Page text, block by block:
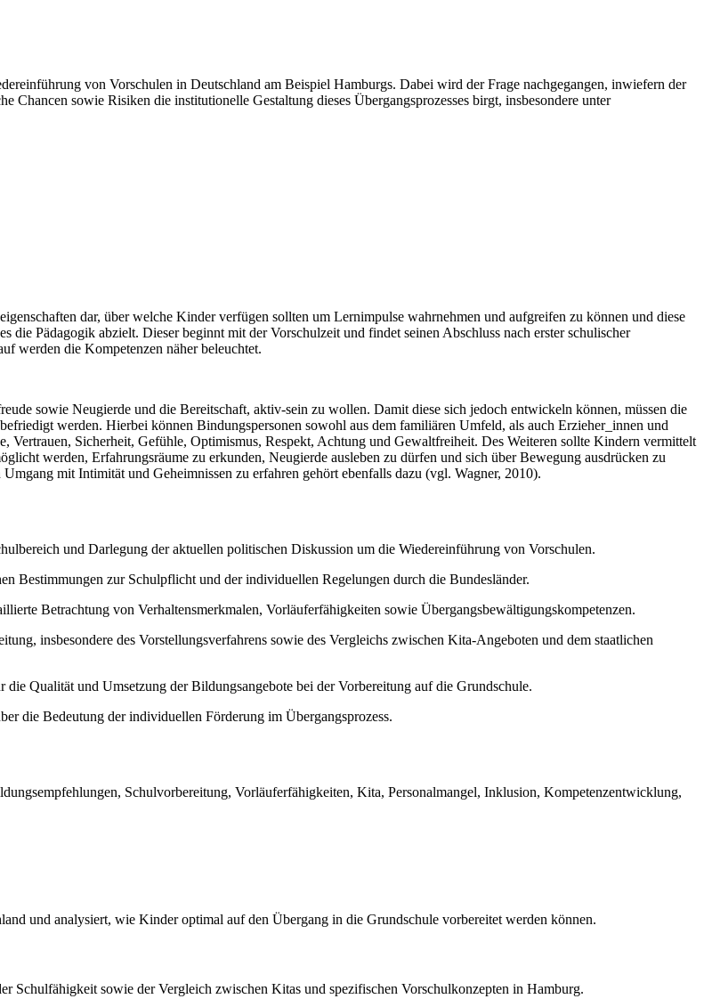
von Vorschulen in Deutschland am Beispiel Hamburgs. Dabei wird der Frage nachgegangen, inwiefern der
sowie Risiken die institutionelle Gestaltung dieses Übergangsprozesses birgt, insbesondere unter
dar, über welche Kinder verfügen sollten um Lernimpulse wahrnehmen und aufgreifen zu können und diese
die Pädagogik abzielt. Dieser beginnt mit der Vorschulzeit und findet seinen Abschluss nach erster schulischer
werden die Kompetenzen näher beleuchtet.
sowie Neugierde und die Bereitschaft, aktiv-sein zu wollen. Damit diese sich jedoch entwickeln können, müssen die
werden. Hierbei können Bindungspersonen sowohl aus dem familiären Umfeld, als auch Erzieher_innen und
Vertrauen, Sicherheit, Gefühle, Optimismus, Respekt, Achtung und Gewaltfreiheit. Des Weiteren sollte Kindern vermittelt
werden, Erfahrungsräume zu erkunden, Neugierde ausleben zu dürfen und sich über Bewegung ausdrücken zu
mit Intimität und Geheimnissen zu erfahren gehört ebenfalls dazu (vgl. Wagner, 2010).
und Darlegung der aktuellen politischen Diskussion um die Wiedereinführung von Vorschulen.
Bestimmungen zur Schulpflicht und der individuellen Regelungen durch die Bundesländer.
Betrachtung von Verhaltensmerkmalen, Vorläuferfähigkeiten sowie Übergangsbewältigungskompetenzen.
insbesondere des Vorstellungsverfahrens sowie des Vergleichs zwischen Kita-Angeboten und dem staatlichen
die Qualität und Umsetzung der Bildungsangebote bei der Vorbereitung auf die Grundschule.
die Bedeutung der individuellen Förderung im Übergangsprozess.
Schulvorbereitung, Vorläuferfähigkeiten, Kita, Personalmangel, Inklusion, Kompetenzentwicklung,
und analysiert, wie Kinder optimal auf den Übergang in die Grundschule vorbereitet werden können.
Schulfähigkeit sowie der Vergleich zwischen Kitas und spezifischen Vorschulkonzepten in Hamburg.